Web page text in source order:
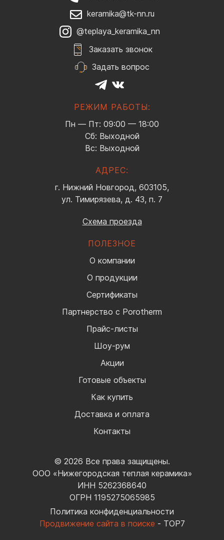
keramika@tk-nn.ru
@teplaya_keramika_nn
Заказать звонок
Задать вопрос
РЕЖИМ РАБОТЫ:
Пн — Пт: 09:00 — 18:00
Сб: Выходной
Вс: Выходной
АДРЕС:
г. Нижний Новгород, 603105,
ул. Тимирязева, д. 43, п. 7
Схема проезда
ПОЛЕЗНОЕ
О компании
О продукции
Сертификаты
Партнерство с Porotherm
Прайс-листы
Шоу-рум
Акции
Готовые объекты
Как купить
Доставка и оплата
Контакты
© 2026 Все права защищены.
ООО «Нижегородская теплая керамика»
ИНН 5262368640
ОГРН 1195275065985
Политика конфиденциальности
Продвижение сайта в поиске - TOP7